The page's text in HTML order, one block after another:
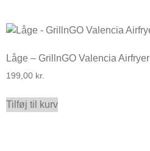
Låge – GrillnGO Valencia Airfryer
199,00 kr.
Tilføj til kurv